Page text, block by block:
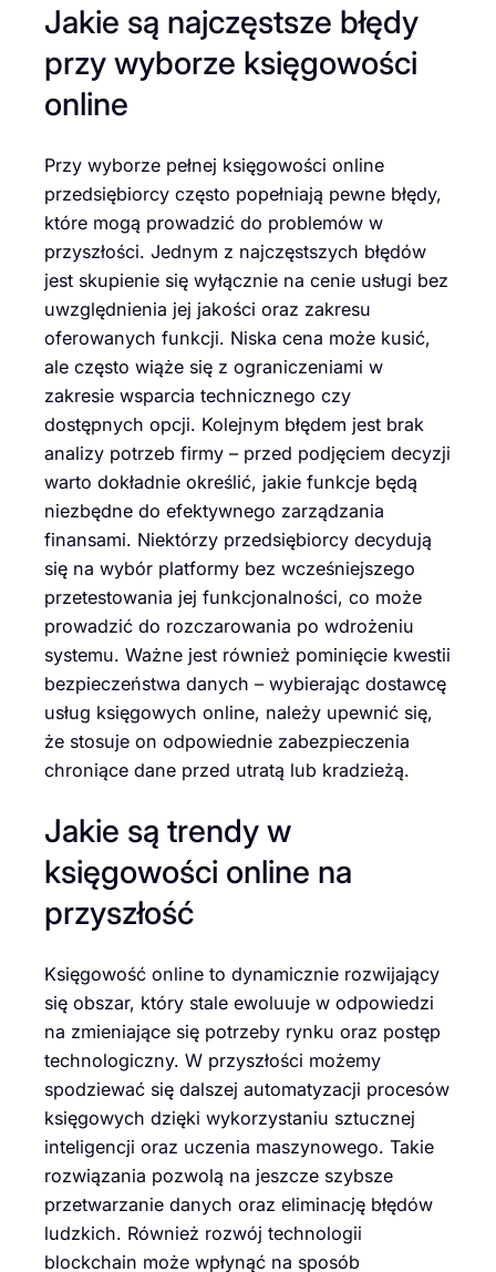
Jakie są najczęstsze błędy
przy wyborze księgowości
online
Przy wyborze pełnej księgowości online
przedsiębiorcy często popełniają pewne błędy,
które mogą prowadzić do problemów w
przyszłości. Jednym z najczęstszych błędów
jest skupienie się wyłącznie na cenie usługi bez
uwzględnienia jej jakości oraz zakresu
oferowanych funkcji. Niska cena może kusić,
ale często wiąże się z ograniczeniami w
zakresie wsparcia technicznego czy
dostępnych opcji. Kolejnym błędem jest brak
analizy potrzeb firmy – przed podjęciem decyzji
warto dokładnie określić, jakie funkcje będą
niezbędne do efektywnego zarządzania
finansami. Niektórzy przedsiębiorcy decydują
się na wybór platformy bez wcześniejszego
przetestowania jej funkcjonalności, co może
prowadzić do rozczarowania po wdrożeniu
systemu. Ważne jest również pominięcie kwestii
bezpieczeństwa danych – wybierając dostawcę
usług księgowych online, należy upewnić się,
że stosuje on odpowiednie zabezpieczenia
chroniące dane przed utratą lub kradzieżą.
Jakie są trendy w
księgowości online na
przyszłość
Księgowość online to dynamicznie rozwijający
się obszar, który stale ewoluuje w odpowiedzi
na zmieniające się potrzeby rynku oraz postęp
technologiczny. W przyszłości możemy
spodziewać się dalszej automatyzacji procesów
księgowych dzięki wykorzystaniu sztucznej
inteligencji oraz uczenia maszynowego. Takie
rozwiązania pozwolą na jeszcze szybsze
przetwarzanie danych oraz eliminację błędów
ludzkich. Również rozwój technologii
blockchain może wpłynąć na sposób